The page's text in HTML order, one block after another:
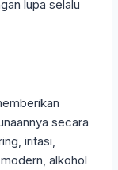
lupa selalu
secara
iritasi,
alkohol